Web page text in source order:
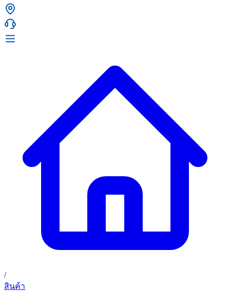
การรับประกันสินค้า
ข่าวสารและโปรโมชั่น
ติดต่อเรา
TH
02 393 3356
ก. เจริญยางยนต์ (บริษัท มิ้งค์ แอนด์ ซีน จำกัด) 2275 ถ.สุขุมวิท
(ระหว่างซอยสุขุมวิท 89/1 - 91) แขวงบางจาก เขตพระโขนง
กรุงเทพมหานคร 10260
ก. เจริญค็อกพิท
อุดมสุข 28 ถนนอุดมสุข แขวงบางนาเหนือ เขตบางนา
/
สินค้า